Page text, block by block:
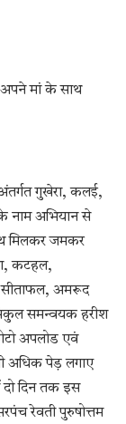
अपने मां के साथ
गुखेरा, कलई,
नाम अभियान से
मिलकर जमकर
कटहल,
सीताफल, अमरूद
समन्वयक हरीश
अपलोड एवं
अधिक पेड़ लगाए
दो दिन तक इस
रेवती पुरुषोत्तम